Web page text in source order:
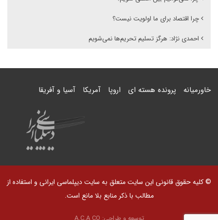
چرا اقتصاد برای ما اولویت نیست؟
احمدی نژاد: هرگز تسلیم تحریم‌ها نمی‌شویم
خاورمیانه پرونده هسته ای اروپا آمریکا آسیا و آفریقا
© کلیه حقوق قانونی این سایت متعلق به سایت دیپلماسی ایرانی و استفاده از
مطالب با ذکر منابع بلا مانع است.